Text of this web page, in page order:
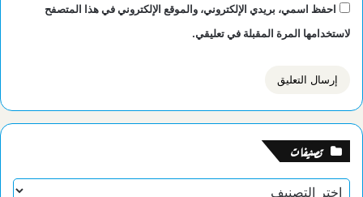
احفظ اسمي، بريدي الإلكتروني، والموقع الإلكتروني في هذا المتصفح
لاستخدامها المرة المقبلة في تعليقي.
تصنيفات
تصنيفات